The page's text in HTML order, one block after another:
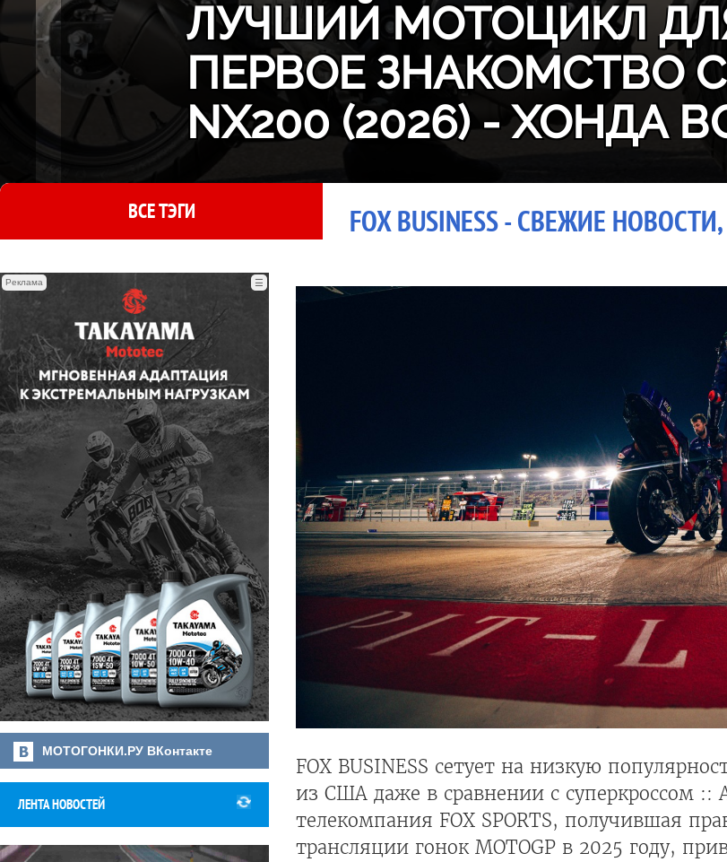
ЛУЧШИЙ МОТОЦИКЛ
ПЕРВОЕ ЗНАКОМСТВО С
NX200 (2026) - ХОНДА
ВСЕ ТЭГИ FOX BUSINESS - СВЕЖИЕ
Реклама ☰
МОТОГОНКИ.РУ ВКонтакте
ЛЕНТА НОВОСТЕЙ
FOX BUSINESS сетует на низкую
из США даже в сравнении с суперкроссом ::
телекомпания FOX SPORTS, получившая
трансляции гонок MOTOGP в 2025 году,